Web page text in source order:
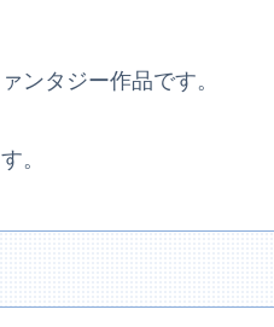
ンタジー作品です。
。